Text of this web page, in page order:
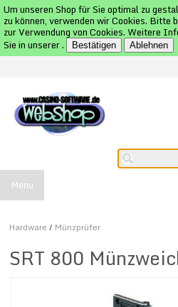
Um unseren Shop für Sie optimal zu
zu können, verwenden wir Cookies.
zur Verwendung von Cookies. Weitere
Sie in unserer. Bestätigen Ablehnen
Menu
Hardware / Münzprüfer
SRT 800